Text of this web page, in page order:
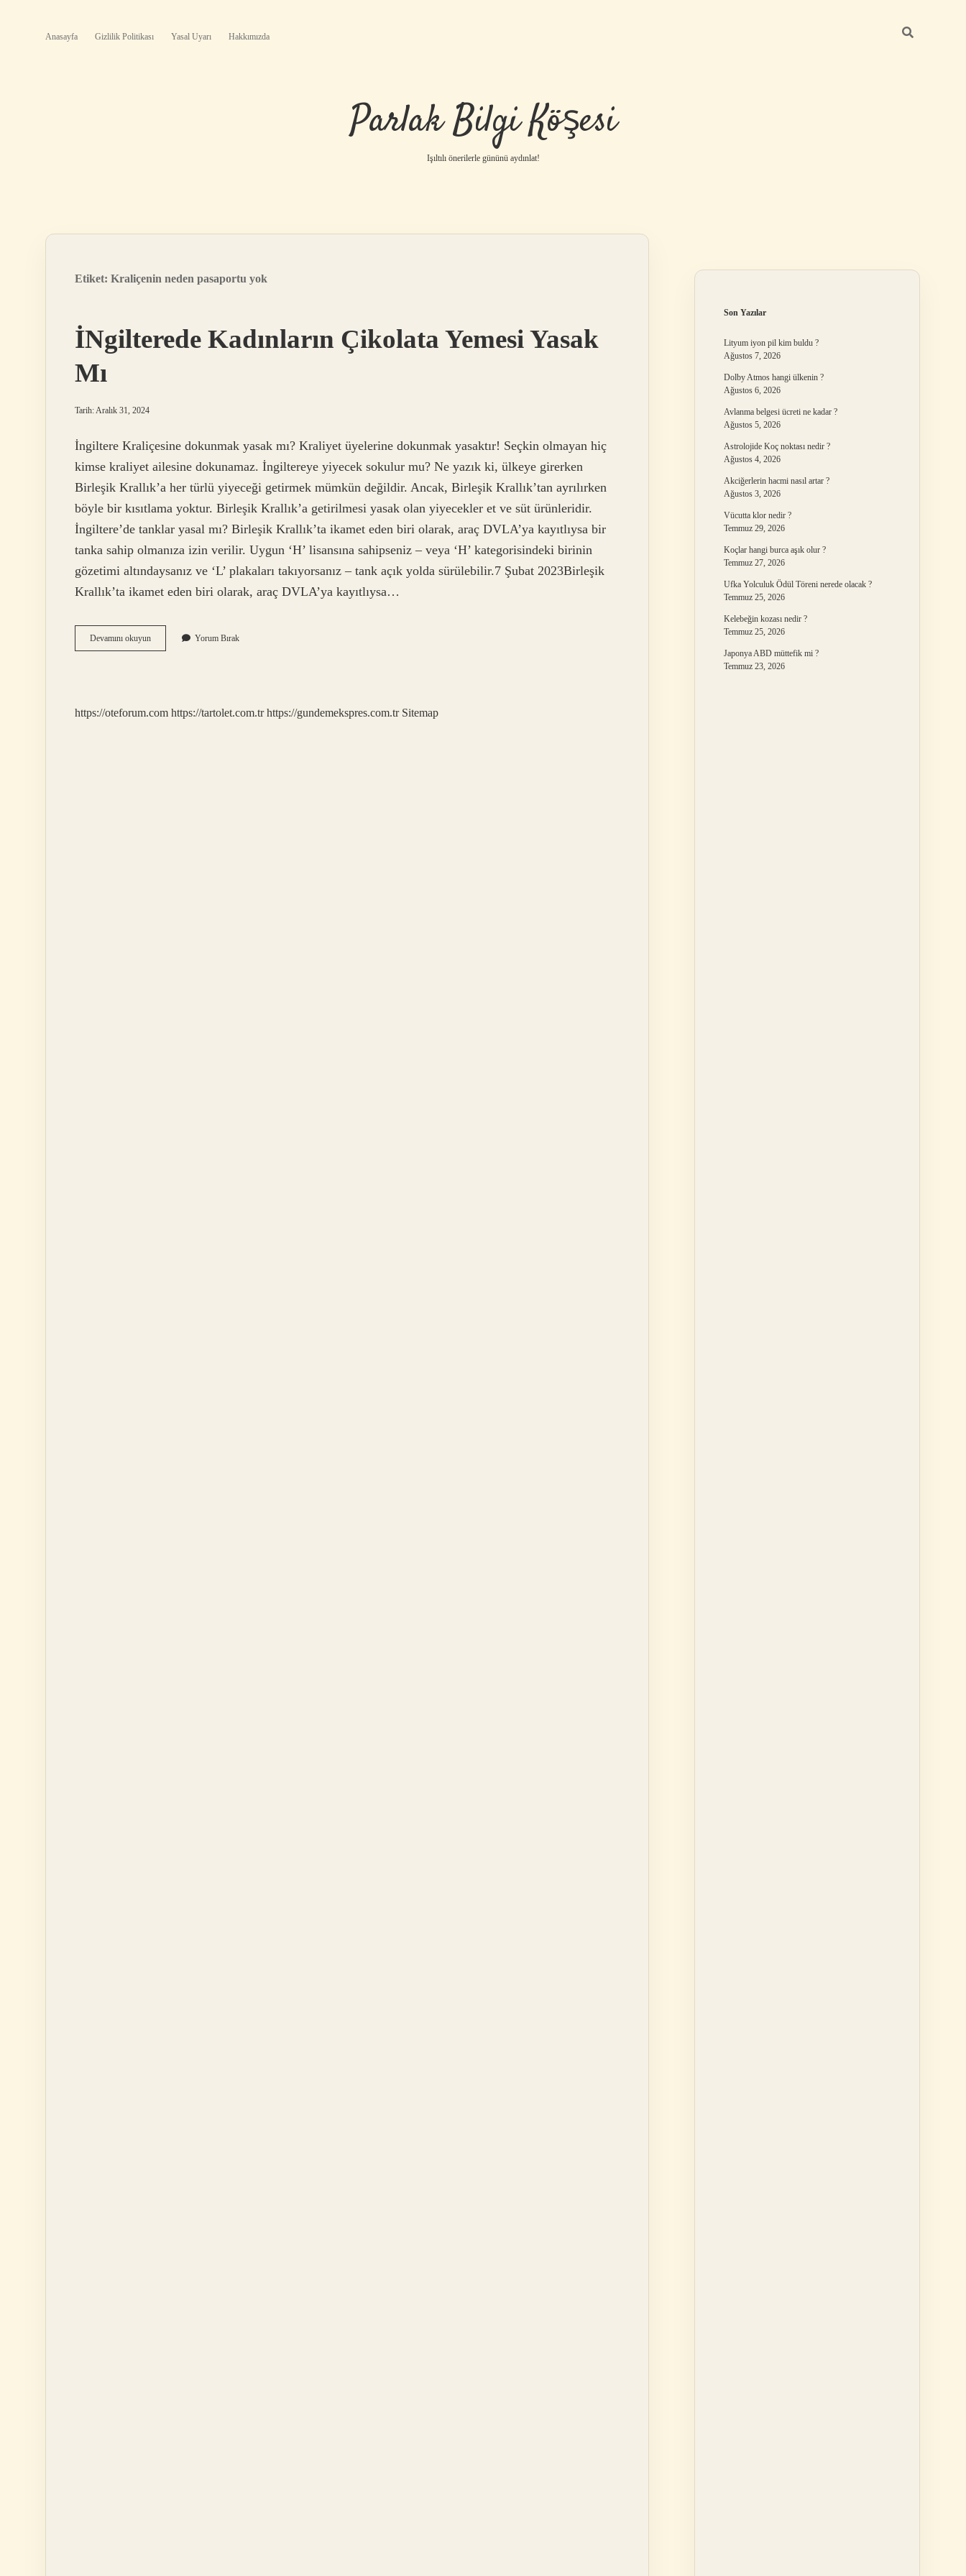
Anasayfa Gizlilik Politikası Yasal Uyarı Hakkımızda
Parlak Bilgi Köşesi
Işıltılı önerilerle gününü aydınlat!
Etiket: Kraliçenin neden pasaportu yok
İNgilterede Kadınların Çikolata Yemesi Yasak
Mı
Tarih: Aralık 31, 2024
İngiltere Kraliçesine dokunmak yasak mı? Kraliyet üyelerine dokunmak yasaktır! Seçkin olmayan hiç
kimse kraliyet ailesine dokunamaz. İngiltereye yiyecek sokulur mu? Ne yazık ki, ülkeye girerken
Birleşik Krallık’a her türlü yiyeceği getirmek mümkün değildir. Ancak, Birleşik Krallık’tan ayrılırken
böyle bir kısıtlama yoktur. Birleşik Krallık’a getirilmesi yasak olan yiyecekler et ve süt ürünleridir.
İngiltere’de tanklar yasal mı? Birleşik Krallık’ta ikamet eden biri olarak, araç DVLA’ya kayıtlıysa bir
tanka sahip olmanıza izin verilir. Uygun ‘H’ lisansına sahipseniz – veya ‘H’ kategorisindeki birinin
gözetimi altındaysanız ve ‘L’ plakaları takıyorsanız – tank açık yolda sürülebilir.7 Şubat 2023Birleşik
Krallık’ta ikamet eden biri olarak, araç DVLA’ya kayıtlıysa…
Devamını okuyunİNgilterede
Kadınların
Yorum Bırak
https://oteforum.com https://tartolet.com.tr https://gundemekspres.com.tr Sitemap
Son Yazılar
Lityum iyon pil kim buldu ?
Ağustos 7, 2026
Dolby Atmos hangi ülkenin ?
Ağustos 6, 2026
Avlanma belgesi ücreti ne kadar ?
Ağustos 5, 2026
Astrolojide Koç noktası nedir ?
Ağustos 4, 2026
Akciğerlerin hacmi nasıl artar ?
Ağustos 3, 2026
Vücutta klor nedir ?
Temmuz 29, 2026
Koçlar hangi burca aşık olur ?
Temmuz 27, 2026
Ufka Yolculuk Ödül Töreni nerede olacak ?
Temmuz 25, 2026
Kelebeğin kozası nedir ?
Temmuz 25, 2026
Japonya ABD müttefik mi ?
Temmuz 23, 2026